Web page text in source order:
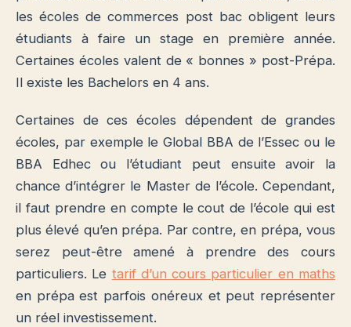
les écoles de commerces post bac obligent leurs
étudiants à faire un stage en première année.
Certaines écoles valent de « bonnes » post-Prépa.
Il existe les Bachelors en 4 ans.
Certaines de ces écoles dépendent de grandes
écoles, par exemple le Global BBA de l’Essec ou le
BBA Edhec ou l’étudiant peut ensuite avoir la
chance d’intégrer le Master de l’école. Cependant,
il faut prendre en compte le cout de l’école qui est
plus élevé qu’en prépa. Par contre, en prépa, vous
serez peut-être amené à prendre des cours
particuliers. Le tarif d’un cours particulier en maths
en prépa est parfois onéreux et peut représenter
un réel investissement.